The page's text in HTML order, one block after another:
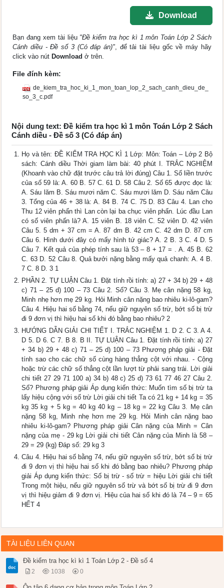
Download
Bạn đang xem tài liệu "Đề kiểm tra học kì 1 môn Toán Lớp 2 Sách
Cánh diều - Đề số 3 (Có đáp án)", để tải tài liệu gốc về máy hãy
click vào nút Download ở trên.
File đính kèm:
de_kiem_tra_hoc_ki_1_mon_toan_lop_2_sach_canh_dieu_de_
so_3_c.pdf
Nội dung text: Đề kiểm tra học kì 1 môn Toán Lớp 2 Sách
Cánh diều - Đề số 3 (Có đáp án)
Họ và tên: ĐỀ KIỂM TRA HỌC KÌ 1 Lớp: Môn: Toán – Lớp 2 Bộ
sách: Cánh diều Thời giam làm bài: 40 phút I. TRẮC NGHIỆM
(Khoanh vào chữ đặt trước câu trả lời đúng) Câu 1. Số liền trước
của số 59 là: A. 60 B. 57 C. 61 D. 58 Câu 2. Số 65 được đọc là:
A. Sáu lăm B. Sáu mươi năm C. Sáu mươi lăm D. Sáu năm Câu
3. Tổng của 46 + 38 là: A. 84 B. 74 C. 75 D. 83 Câu 4. Lan cho
Thu 12 viên phấn thì Lan còn lại ba chục viên phấn. Lúc đầu Lan
có số viên phấn là? A. 15 viên B. 18 viên C. 52 viên D. 42 viên
Câu 5. 5 dm + 37 cm = A. 87 dm B. 42 cm C. 42 dm D. 87 cm
Câu 6. Hình dưới đây có mấy hình tứ giác? A. 2 B. 3 C. 4 D. 5
Câu 7. Kết quả của phép tính sau là 53 – 8 + 17 = . A. 45 B. 62
C. 63 D. 52 Câu 8. Quả bưởi nặng bằng mấy quả chanh: A. 4 B.
7 C. 8 D. 3 1
PHẦN 2. TỰ LUẬN Câu 1. Đặt tính rồi tính: a) 27 + 34 b) 29 + 48
c) 71 – 25 d) 100 – 73 Câu 2. Số? Câu 3. Mẹ cân nặng 58 kg,
Minh nhẹ hơn mẹ 29 kg. Hỏi Minh cân nặng bao nhiêu ki-lô-gam?
Câu 4. Hiệu hai số bằng 74, nếu giữ nguyên số trừ, bớt số bị trừ
đi 9 đơn vị thì hiệu hai số khi đó bằng bao nhiêu? 2
HƯỚNG DẪN GIẢI CHI TIẾT I. TRẮC NGHIỆM 1. D 2. C 3. A 4.
D 5. D 6. C 7. B 8. B II. TỰ LUẬN Câu 1. Đặt tính rồi tính: a) 27
+ 34 b) 29 + 48 c) 71 – 25 d) 100 – 73 Phương pháp giải - Đặt
tính sao cho các chữ số cùng hàng thẳng cột với nhau. - Cộng
hoặc trừ các chữ số thẳng cột lần lượt từ phải sang trái. Lời giải
chi tiết 27 29 71 100 a) 34 b) 48 c) 25 d) 73 61 77 46 27 Câu 2.
Số? Phương pháp giải Áp dụng kiến thức: Muốn tìm số bị trừ ta
lấy hiệu cộng với số trừ Lời giải chi tiết Ta có 21 kg + 14 kg = 35
kg 35 kg + 5 kg = 40 kg 40 kg – 18 kg = 22 kg Câu 3. Mẹ cân
nặng 58 kg, Minh nhẹ hơn mẹ 29 kg. Hỏi Minh cân nặng bao
nhiêu ki-lô-gam? Phương pháp giải Cân nặng của Minh = Cân
nặng của mẹ - 29 kg Lời giải chi tiết Cân nặng của Minh là 58 –
29 = 29 (kg) Đáp số: 29 kg 3
Câu 4. Hiệu hai số bằng 74, nếu giữ nguyên số trừ, bớt số bị trừ
đi 9 đơn vị thì hiệu hai số khi đó bằng bao nhiêu? Phương pháp
giải Áp dụng kiến thức: Số bị trừ - số trừ = hiệu Lời giải chi tiết
Trong một hiệu, nếu giữ nguyên số trừ và bớt số bị trừ đi 9 đơn
vị thì hiệu giảm đi 9 đơn vị. Hiệu của hai số khi đó là 74 – 9 = 65
HẾT 4
TÀI LIỆU LIÊN QUAN
Đề kiểm tra học kì kì 1 Toán Lớp 2 - Đề số 4
2 1038 0